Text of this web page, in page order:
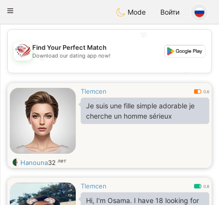
Dating
Toggle
Mode Войти
💖
💕
Find Your Perfect Match
Download our dating app now!
Tlemcen 0.6
Je suis une fille simple adorable je
cherche un homme sérieux
Hanouna32 лет
Tlemcen 0.8
Hi, I'm Osama. I have 18 looking for